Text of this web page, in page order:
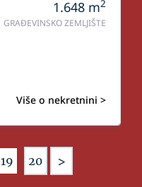
1.648 m2
GRAĐEVINSKO ZEMLJIŠTE
Više o nekretnini >
19 20 >